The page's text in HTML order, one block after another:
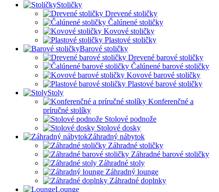
Stoličky
Drevené stoličky
Čalúnené stoličky
Kovové stoličky
Plastové stoličky
Barové stoličky
Drevené barové stoličky
Čalúnené barové stoličky
Kovové barové stoličky
Plastové barové stoličky
Stoly
Konferenčné a
príručné stolíky
Stolové podnože
Stolové dosky
Záhradný nábytok
Záhradné stoličky
Záhradné barové stoličky
Záhradné stoly
Záhradný lounge
Záhradné doplnky
Lounge